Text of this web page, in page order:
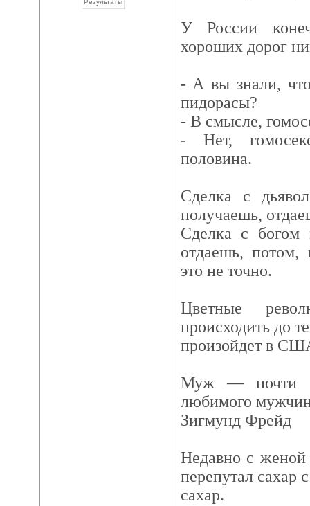
У России
хороших дорог
- А вы знали,
пидорасы?
- В смысле,
- Нет,
половина.
Сделка с
получаешь,
Сделка с
отдаешь, потом,
это не точно.
Цветные
происходить до
произойдет в
Муж — почти
любимого
Зигмунд Фрейд
Недавно с женой
перепутал сахар
сахар.